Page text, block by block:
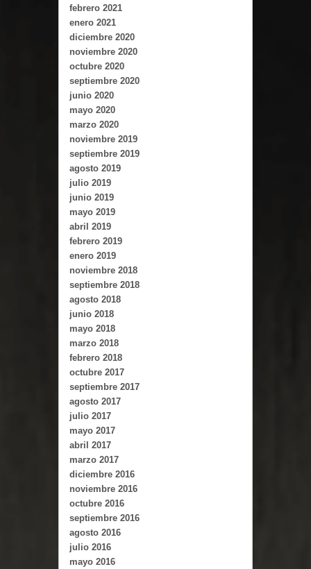
febrero 2021
enero 2021
diciembre 2020
noviembre 2020
octubre 2020
septiembre 2020
junio 2020
mayo 2020
marzo 2020
noviembre 2019
septiembre 2019
agosto 2019
julio 2019
junio 2019
mayo 2019
abril 2019
febrero 2019
enero 2019
noviembre 2018
septiembre 2018
agosto 2018
junio 2018
mayo 2018
marzo 2018
febrero 2018
octubre 2017
septiembre 2017
agosto 2017
julio 2017
mayo 2017
abril 2017
marzo 2017
diciembre 2016
noviembre 2016
octubre 2016
septiembre 2016
agosto 2016
julio 2016
mayo 2016